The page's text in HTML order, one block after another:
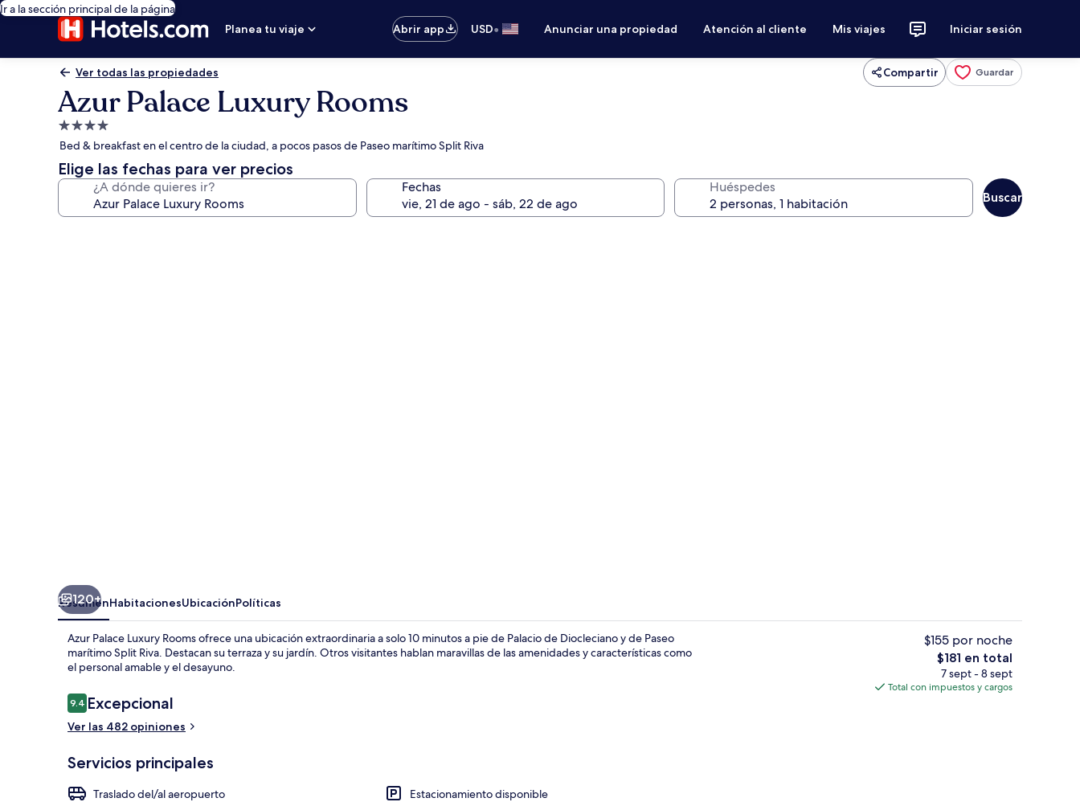
Ir a la sección principal de la página
Planea tu viaje
Abrir app USD• Anunciar una propiedad Atención al cliente Mis viajes Iniciar sesión
Ver todas las propiedades Compartir Guardar
Azur Palace Luxury Rooms
Propiedad
de
4.0
estrellas
Bed & breakfast en el centro de la ciudad, a pocos pasos de Paseo marítimo Split Riva
Elige las fechas para ver precios
¿A dónde quieres ir? Fechas Huéspedes
Buscar
Terraza o patio
120+
ResumenHabitacionesUbicaciónPolíticas
Azur Palace Luxury Rooms ofrece una ubicación extraordinaria a solo 10 minutos a pie de Palacio de Diocleciano y de Paseo
marítimo Split Riva. Destacan su terraza y su jardín. Otros visitantes hablan maravillas de las amenidades y características como
el personal amable y el desayuno.
Opiniones
9.49.4 de 10,
Excepcional
Ver las 482 opiniones
Servicios principales
Traslado del/al aeropuerto
Estacionamiento disponible
$155 por noche
El
precio
total
$181 en total
7 sept - 8 sept
Total con impuestos y cargos